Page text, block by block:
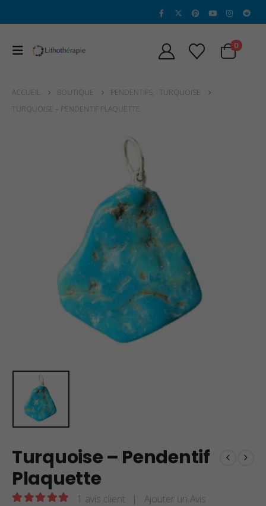
0
ACCUEIL BOUTIQUE PENDENTIFS, TURQUOISE
TURQUOISE – PENDENTIF PLAQUETTE
Turquoise – Pendentif
Plaquette
1 avis client | Ajouter un Avis